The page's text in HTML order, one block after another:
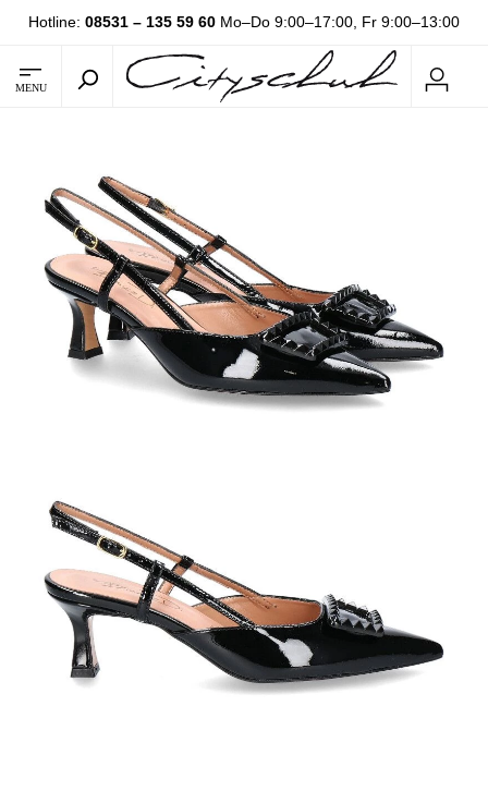
Hotline: 08531 – 135 59 60 Mo–Do 9:00–17:00, Fr 9:00–13:00
MENU